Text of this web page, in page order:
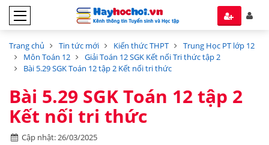
Trang chủ Tin tức mới Kiến thức THPT
Trung Học PT lớp 12
Môn Toán 12
Giải Toán 12 SGK Kết nối Tri thức tập 2
Bài 5.29 SGK Toán 12 tập 2 Kết nối tri thức
Bài 5.29 SGK Toán 12 tập 2
Kết nối tri thức
Cập nhật: 26/03/2025